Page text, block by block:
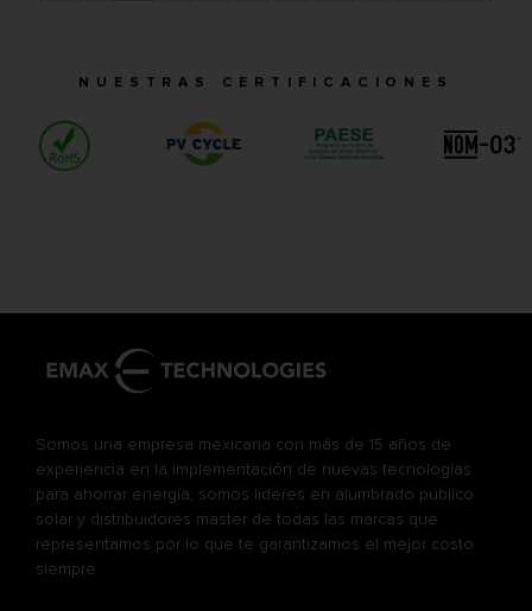
NUESTRAS CERTIFICACIONES
Somos una empresa mexicana con más de 15 años de
experiencia en la implementación de nuevas tecnologías
para ahorrar energía, somos líderes en alumbrado público
solar y distribuidores master de todas las marcas que
representamos por lo que te garantizamos el mejor costo
siempre.